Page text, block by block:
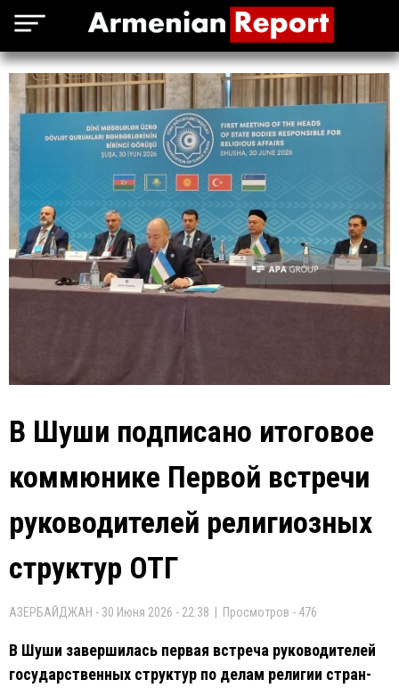
В Шуши подписано итоговое
коммюнике Первой встречи
руководителей религиозных
структур ОТГ
АЗЕРБАЙДЖАН - 30 Июня 2026 - 22:38 | Просмотров - 476
В Шуши завершилась первая встреча руководителей
государственных структур по делам религии стран-